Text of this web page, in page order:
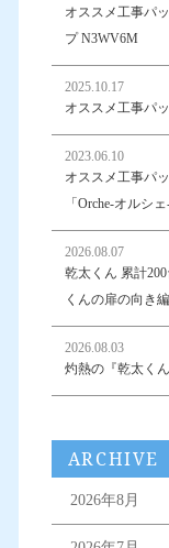
オススメ工事パ
プ N3WV6M
2025.10.17
オススメ工事パ
2023.06.10
オススメ工事パ
「Orche-オルシェ-
2026.08.07
乾太くん 累計
くんの扉の向き
2026.08.03
灼熱の『乾太く
ARCHIVE
2026年8月